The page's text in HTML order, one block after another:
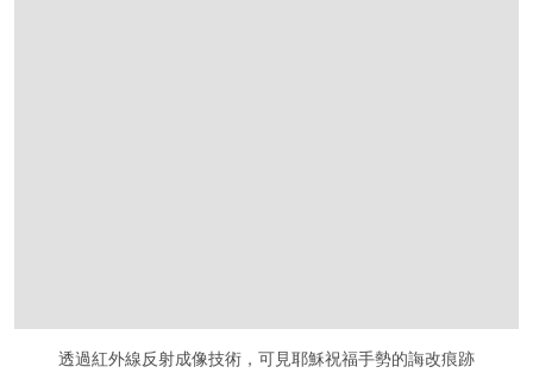
透過紅外線反射成像技術，可見耶穌祝福手勢的誨改痕跡